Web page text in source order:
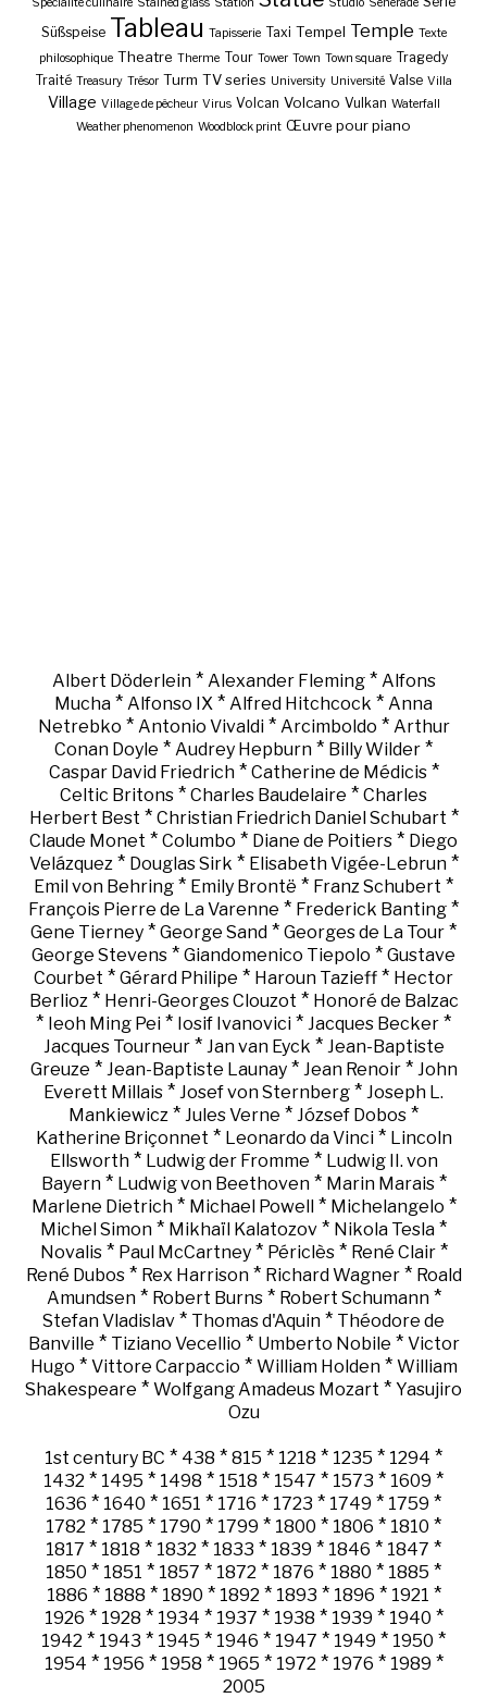
Süßspeise Tableau Tapisserie Taxi Tempel Temple Texte
philosophique Theatre Therme Tour Tower Town Town square Tragedy
Traité Treasury Trésor Turm TV series University Université Valse Villa
Village Village de pêcheur Virus Volcan Volcano Vulkan Waterfall
Weather phenomenon Woodblock print Œuvre pour piano
Albert Döderlein* Alexander Fleming* Alfons
Mucha * Alfonso IX * Alfred Hitchcock * Anna
Netrebko * Antonio Vivaldi* Arcimboldo * Arthur
Conan Doyle * Audrey Hepburn * Billy Wilder *
Caspar David Friedrich* Catherine de Médicis*
Celtic Britons * Charles Baudelaire * Charles
Herbert Best * Christian Friedrich Daniel Schubart *
Claude Monet * Columbo * Diane de Poitiers * Diego
Velázquez * Douglas Sirk * Elisabeth Vigée-Lebrun*
Emil von Behring * Emily Brontë * Franz Schubert *
François Pierre de La Varenne * Frederick Banting *
Gene Tierney * George Sand * Georges de La Tour *
George Stevens * Giandomenico Tiepolo * Gustave
Courbet * Gérard Philipe * Haroun Tazieff * Hector
Berlioz * Henri-Georges Clouzot * Honoré de Balzac
* Ieoh Ming Pei * Iosif Ivanovici * Jacques Becker *
Jacques Tourneur* Jan van Eyck * Jean-Baptiste
Greuze * Jean-Baptiste Launay* Jean Renoir* John
Everett Millais * Josef von Sternberg * Joseph L.
Mankiewicz * Jules Verne * József Dobos *
Katherine Briçonnet * Leonardo da Vinci* Lincoln
Ellsworth* Ludwig der Fromme * Ludwig II. von
Bayern* Ludwig von Beethoven* Marin Marais*
Marlene Dietrich* Michael Powell* Michelangelo *
Michel Simon * Mikhaïl Kalatozov * Nikola Tesla *
Novalis* Paul McCartney* Périclès* René Clair*
René Dubos* Rex Harrison* Richard Wagner* Roald
Amundsen* Robert Burns* Robert Schumann*
Stefan Vladislav * Thomas d'Aquin * Théodore de
Banville * Tiziano Vecellio * Umberto Nobile * Victor
Hugo * Vittore Carpaccio * William Holden* William
Shakespeare * Wolfgang Amadeus Mozart * Yasujiro
Ozu
1st century BC * 438 * 815 * 1218 * 1235 * 1294 *
1432 * 1495 * 1498 * 1518 * 1547 * 1573 * 1609 *
1636 * 1640 * 1651 * 1716 * 1723 * 1749 * 1759 *
1782 * 1785 * 1790 * 1799 * 1800 * 1806 * 1810 *
1817 * 1818 * 1832 * 1833 * 1839 * 1846 * 1847 *
1850 * 1851 * 1857 * 1872 * 1876 * 1880 * 1885 *
1886 * 1888 * 1890 * 1892 * 1893 * 1896 * 1921 *
1926 * 1928 * 1934 * 1937 * 1938 * 1939 * 1940 *
1942 * 1943 * 1945 * 1946 * 1947 * 1949 * 1950 *
1954 * 1956 * 1958 * 1965 * 1972 * 1976 * 1989 *
2005